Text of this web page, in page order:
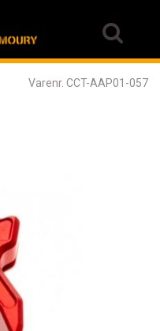
Varenr. CCT-AAP01-057